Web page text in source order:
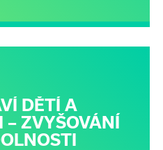
DĚTÍ A
– ZVYŠOVÁNÍ